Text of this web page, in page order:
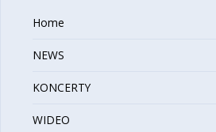
Home
NEWS
KONCERTY
WIDEO